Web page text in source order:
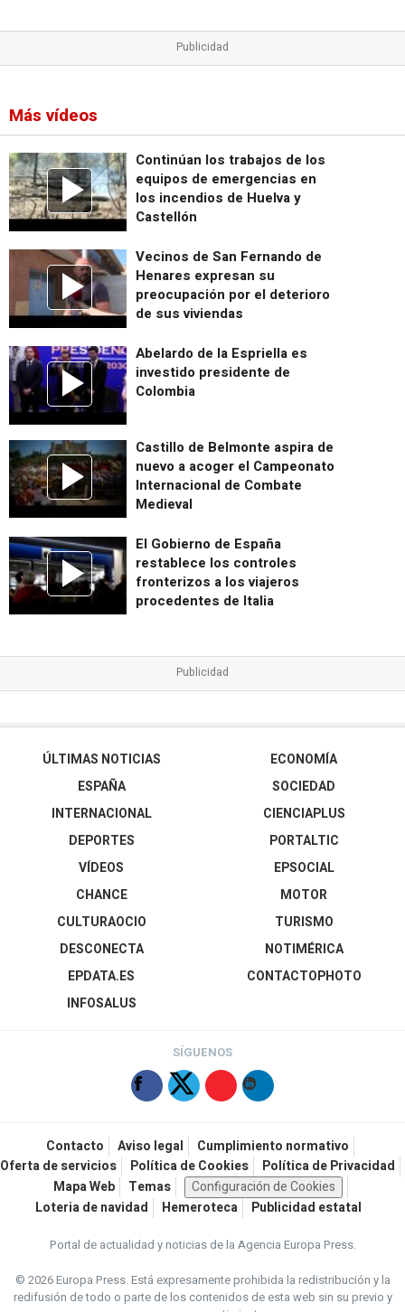
Más vídeos
Continúan los trabajos de los
equipos de emergencias en
los incendios de Huelva y
Castellón
Vecinos de San Fernando de
Henares expresan su
preocupación por el deterioro
de sus viviendas
Abelardo de la Espriella es
investido presidente de
Colombia
Castillo de Belmonte aspira de
nuevo a acoger el Campeonato
Internacional de Combate
Medieval
El Gobierno de España
restablece los controles
fronterizos a los viajeros
procedentes de Italia
ÚLTIMAS NOTICIAS
ESPAÑA
INTERNACIONAL
DEPORTES
VÍDEOS
ECONOMÍA
SOCIEDAD
CIENCIAPLUS
PORTALTIC
EPSOCIAL
CHANCE
CULTURAOCIO
DESCONECTA
EPDATA.ES
INFOSALUS
MOTOR
TURISMO
NOTIMÉRICA
CONTACTOPHOTO
SÍGUENOS
Contacto Aviso legal
Cumplimiento normativo
Oferta de servicios
Política de Cookies
Política de Privacidad
Mapa Web
Temas
Configuración de Cookies
Loteria de navidad
Hemeroteca Publicidad estatal
Portal de actualidad y noticias de la Agencia Europa Press.
© 2026 Europa Press.Está expresamente prohibida la redistribución y la
redifusión de todo o parte de los contenidos de esta web sin su previo y